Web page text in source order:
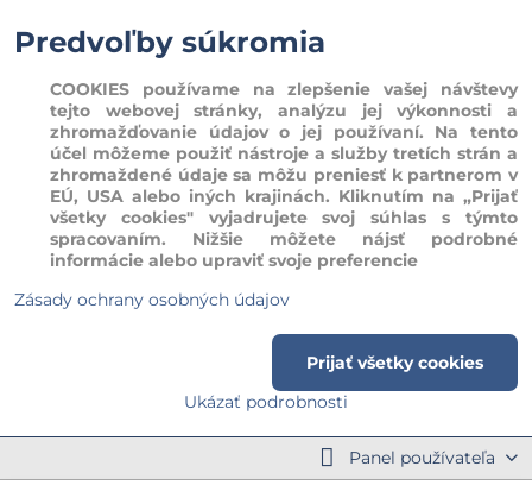
Panel používateľa
Predvoľby súkromia
COOKIES používame na zlepšenie vašej návštevy
tejto webovej stránky, analýzu jej výkonnosti a
zhromažďovanie údajov o jej používaní. Na tento
účel môžeme použiť nástroje a služby tretích strán a
zhromaždené údaje sa môžu preniesť k partnerom v
EÚ, USA alebo iných krajinách. Kliknutím na „Prijať
všetky cookies" vyjadrujete svoj súhlas s týmto
spracovaním. Nižšie môžete nájsť podrobné
informácie alebo upraviť svoje preferencie
Zásady ochrany osobných údajov
Ukázať podrobnosti
Prijať všetky cookies